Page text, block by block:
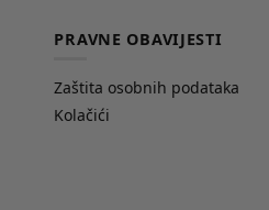
PRAVNE OBAVIJESTI
Zaštita osobnih podataka
Kolačići